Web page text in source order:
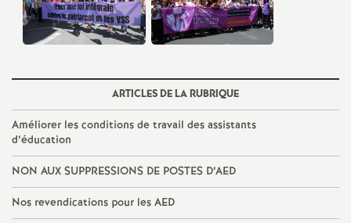
e
n
t
s
d
ARTICLES DE LA RUBRIQUE
Améliorer les conditions de travail des assistants
d’éducation
NON AUX SUPPRESSIONS DE POSTES D’AED
Nos revendications pour les AED